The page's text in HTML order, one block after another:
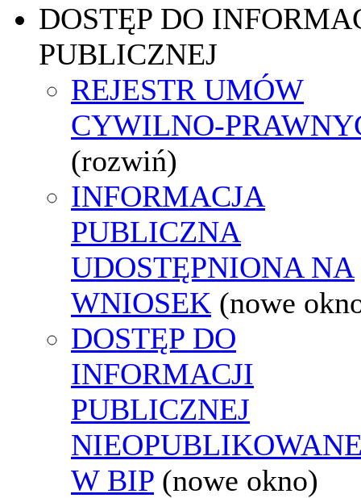
DOSTĘP DO
PUBLICZNEJ
REJESTR UMÓW
CYWILNO-
(rozwiń)
INFORMACJA
PUBLICZNA
UDOSTĘPNIONA NA
WNIOSEK (nowe
DOSTĘP DO
INFORMACJI
PUBLICZNEJ
W BIP (nowe okno)